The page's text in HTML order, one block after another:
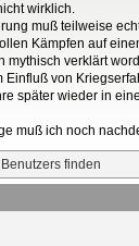
wirklich.
muß teilweise
Kämpfen auf
mythisch verklärt
Einfluß von
später wieder in
muß ich noch